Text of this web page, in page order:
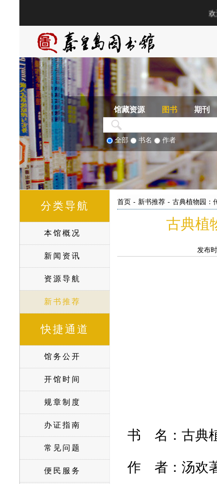
馆藏资源 图书 期刊
全部 书名 作者
分类导航
本馆概况
新闻资讯
资源导航
新书推荐
快捷通道
馆务公开
开馆时间
规章制度
办证指南
常见问题
便民服务
首页 - 新书推荐 - 古典植物园：
古典植
发布
书 名：古典
作 者：汤